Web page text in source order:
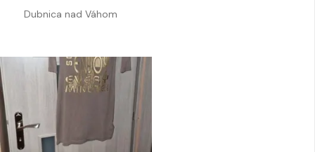
Dubnica nad Váhom